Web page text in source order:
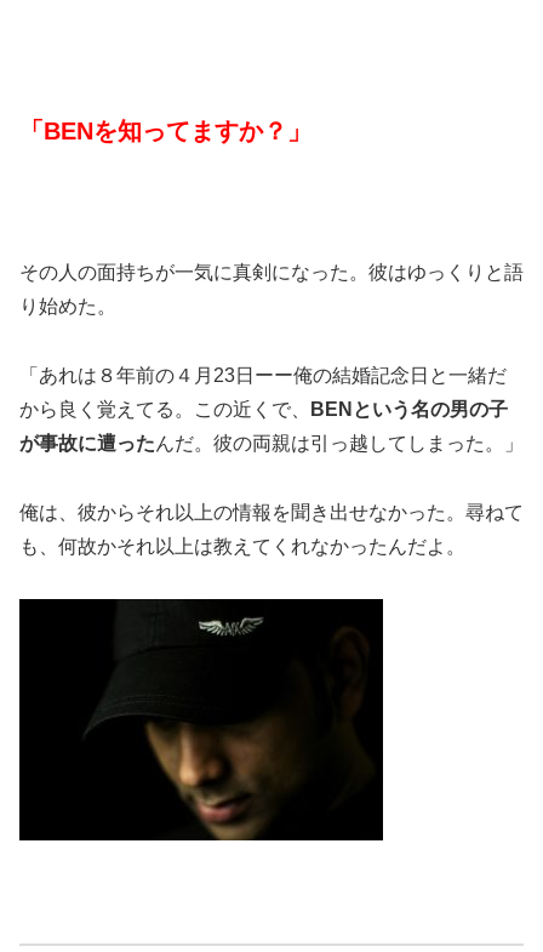
「BENを知ってますか？」
その人の面持ちが一気に真剣になった。彼はゆっくりと語
り始めた。
「あれは８年前の４月23日ーー俺の結婚記念日と一緒だ
から良く覚えてる。この近くで、
BENという名の男の子
が事故に遭ったんだ。彼の両親は引っ越してしまった。」
俺は、彼からそれ以上の情報を聞き出せなかった。尋ねて
も、何故かそれ以上は教えてくれなかったんだよ。